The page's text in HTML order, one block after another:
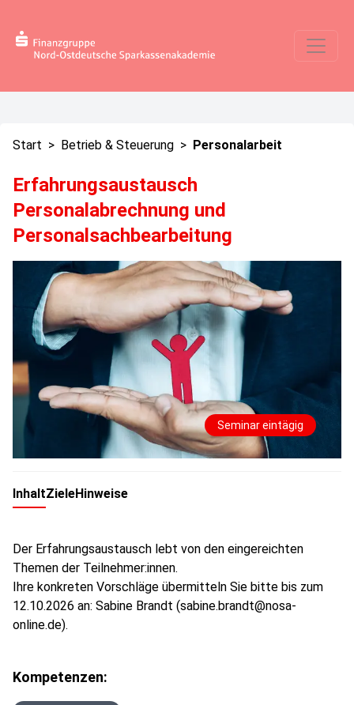
Start > Betrieb & Steuerung > Personalarbeit
Erfahrungsaustausch
Personalabrechnung und
Personalsachbearbeitung
Seminar eintägig
InhaltZieleHinweise
Der Erfahrungsaustausch lebt von den eingereichten
Themen der Teilnehmer:innen.
Ihre konkreten Vorschläge übermitteln Sie bitte bis zum
12.10.2026 an: Sabine Brandt (sabine.brandt@nosa-
online.de).
Kompetenzen: